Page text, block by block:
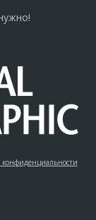
конфиденциальности